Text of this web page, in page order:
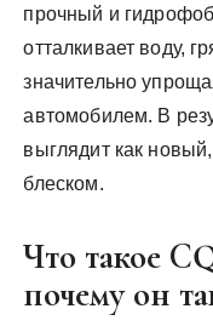
прочный и
отталкивает воду,
значительно
автомобилем. В
выглядит как
блеском.
Что такое
почему он